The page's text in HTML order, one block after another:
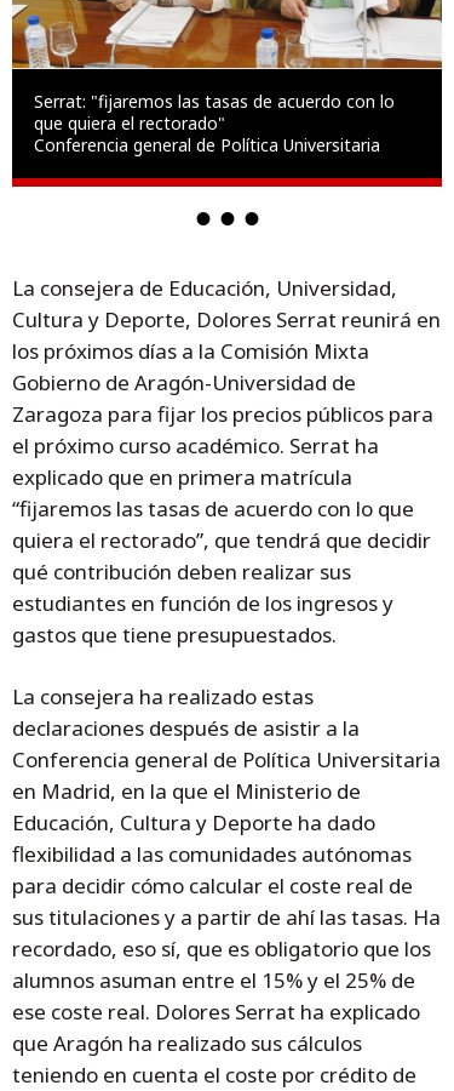
Serrat: "fijaremos las tasas de acuerdo con lo
que quiera el rectorado"
Conferencia general de Política Universitaria
La consejera de Educación, Universidad,
Cultura y Deporte, Dolores Serrat reunirá en
los próximos días a la Comisión Mixta
Gobierno de Aragón-Universidad de
Zaragoza para fijar los precios públicos para
el próximo curso académico. Serrat ha
explicado que en primera matrícula
“fijaremos las tasas de acuerdo con lo que
quiera el rectorado”, que tendrá que decidir
qué contribución deben realizar sus
estudiantes en función de los ingresos y
gastos que tiene presupuestados.
La consejera ha realizado estas
declaraciones después de asistir a la
Conferencia general de Política Universitaria
en Madrid, en la que el Ministerio de
Educación, Cultura y Deporte ha dado
flexibilidad a las comunidades autónomas
para decidir cómo calcular el coste real de
sus titulaciones y a partir de ahí las tasas. Ha
recordado, eso sí, que es obligatorio que los
alumnos asuman entre el 15% y el 25% de
ese coste real. Dolores Serrat ha explicado
que Aragón ha realizado sus cálculos
teniendo en cuenta el coste por crédito de